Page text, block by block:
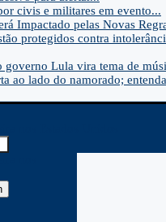
civis e militares em evento...
Impactado pelas Novas
protegidos contra
governo Lula vira tema de
ao lado do namorado;